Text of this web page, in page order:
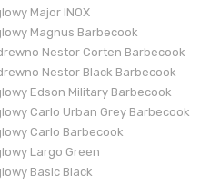
Major INOX
Magnus Barbecook
Nestor Corten Barbecook
Nestor Black Barbecook
Edson Military Barbecook
Carlo Urban Grey Barbecook
Carlo Barbecook
Largo Green
Basic Black